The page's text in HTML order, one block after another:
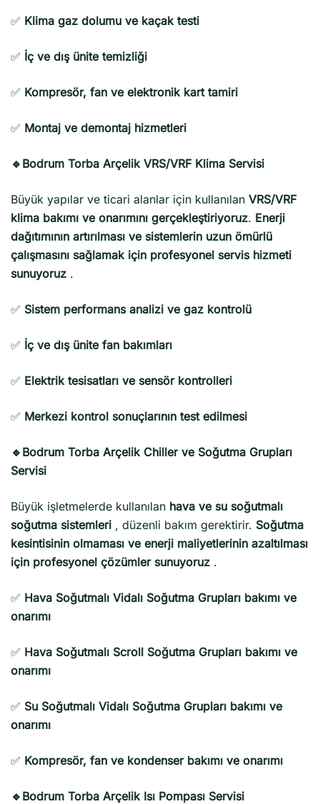
✅ Klima gaz dolumu ve kaçak testi
✅ İç ve dış ünite temizliği
✅ Kompresör, fan ve elektronik kart tamiri
✅ Montaj ve demontaj hizmetleri
🔹Bodrum Torba Arçelik VRS/VRF Klima Servisi
Büyük yapılar ve ticari alanlar için kullanılan VRS/VRF
klima bakımı ve onarımını gerçekleştiriyoruz. Enerji
dağıtımının artırılması ve sistemlerin uzun ömürlü
çalışmasını sağlamak için profesyonel servis hizmeti
sunuyoruz .
✅ Sistem performans analizi ve gaz kontrolü
✅ İç ve dış ünite fan bakımları
✅ Elektrik tesisatları ve sensör kontrolleri
✅ Merkezi kontrol sonuçlarının test edilmesi
🔹Bodrum Torba Arçelik Chiller ve Soğutma Grupları
Servisi
Büyük işletmelerde kullanılan hava ve su soğutmalı
soğutma sistemleri , düzenli bakım gerektirir. Soğutma
kesintisinin olmaması ve enerji maliyetlerinin azaltılması
için profesyonel çözümler sunuyoruz .
✅ Hava Soğutmalı Vidalı Soğutma Grupları bakımı ve
onarımı
✅ Hava Soğutmalı Scroll Soğutma Grupları bakımı ve
onarımı
✅ Su Soğutmalı Vidalı Soğutma Grupları bakımı ve
onarımı
✅ Kompresör, fan ve kondenser bakımı ve onarımı
🔹Bodrum Torba Arçelik Isı Pompası Servisi